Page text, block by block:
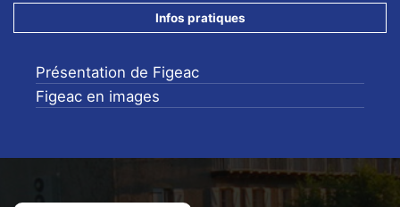
Infos pratiques
Présentation de Figeac
Figeac en images